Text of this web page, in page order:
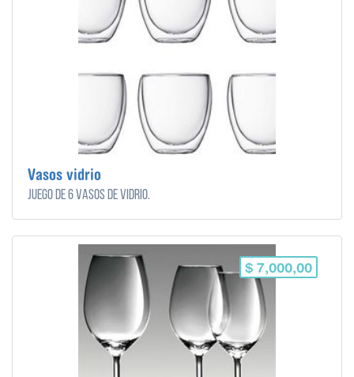
Vasos vidrio
Juego de 6 vasos de vidrio.
$ 7,000,00